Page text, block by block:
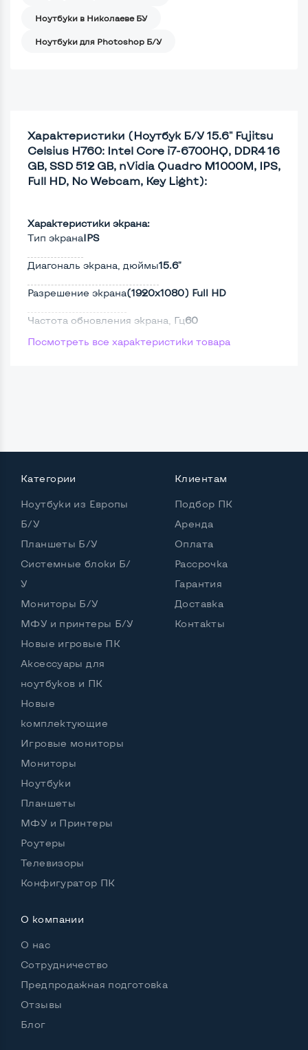
Ноутбуки в Николаеве БУ
Ноутбуки для Photoshop Б/У
Характеристики (Ноутбук Б/У 15.6" Fujitsu
Celsius H760: Intel Core i7-6700HQ, DDR4 16
GB, SSD 512 GB, nVidia Quadro M1000M, IPS,
Full HD, No Webcam, Key Light):
Характеристики экрана:
Тип экранаIPS
Диагональ экрана, дюймы15.6"
Разрешение экрана(1920х1080) Full HD
Частота обновления экрана, Гц60
Full HD Да
ПроцессорIntel Core i7-6700HQ
Частота процессора (базовая-максимальная)
Intel Core i7-6700HQ (2,60 - 3,50 GHz)
Тип оперативной памяти
DDR4
Объем оперативной памяти 16 GB
Тип накопителя
Объем накопителя
Количество слотов M_2
Возможности видеокарты:
Тип видеокарты
Видеопроцессор ноутбука
Размер видеопамяти, Гб
Материал корпуса
Русские и украинские буквы на клавиатуре
Полноразмерная клавиатура NumberPad
Посмотреть все характеристики товара
Категории
Ноутбуки из Европы
Б/У
Планшеты Б/У
Системные блоки Б/
У
Мониторы Б/У
МФУ и принтеры Б/У
Новые игровые ПК
Аксессуары для
ноутбуков и ПК
Новые
комплектующие
Игровые мониторы
Мониторы
Ноутбуки
Планшеты
МФУ и Принтеры
Роутеры
Телевизоры
Конфигуратор ПК
Клиентам
Подбор ПК
Аренда
Оплата
Рассрочка
Гарантия
Доставка
Контакты
О компании
О нас
Сотрудничество
Предпродажная подготовка
Отзывы
Блог